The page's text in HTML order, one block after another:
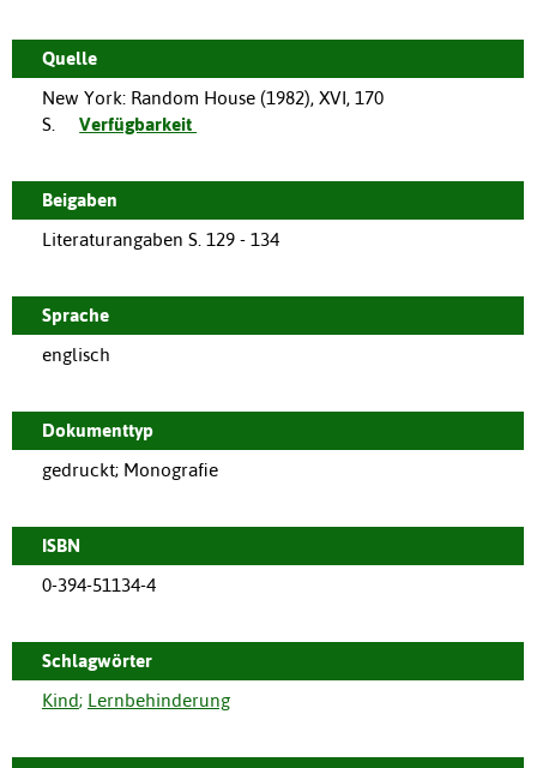
Quelle
New York: Random House (1982), XVI, 170
S.
Verfügbarkeit
Beigaben
Literaturangaben S. 129 - 134
Sprache
englisch
Dokumenttyp
gedruckt; Monografie
ISBN
0-394-51134-4
Schlagwörter
Kind; Lernbehinderung